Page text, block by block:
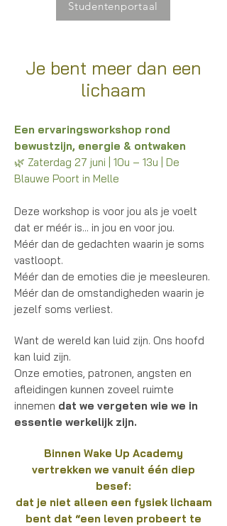
Studentenportaal
Je bent meer dan een
lichaam
Een ervaringsworkshop rond
bewustzijn, energie & ontwaken
🌿 Zaterdag 27 juni | 10u – 13u | De
Blauwe Poort in Melle
Deze workshop is voor jou als je voelt
dat er méér is... in jou en voor jou.
Méér dan de gedachten waarin je soms
vastloopt.
Méér dan de emoties die je meesleuren.
Méér dan de omstandigheden waarin je
jezelf soms verliest.
Want de wereld kan luid zijn. Ons hoofd
kan luid zijn.
Onze emoties, patronen, angsten en
afleidingen kunnen zoveel ruimte
innemen dat we vergeten wie we in
essentie werkelijk zijn.
Binnen Wake Up Academy
vertrekken we vanuit één diep
besef:
dat je niet alleen een fysiek lichaam
bent dat “een leven probeert te